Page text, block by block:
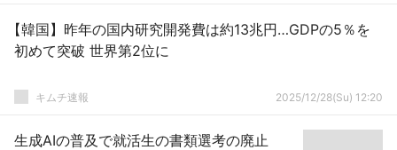
【韓国】昨年の国内研究開発費は約13兆円…GDPの5％を
初めて突破 世界第2位に
キムチ速報 2025/12/28(Su) 12:20
生成AIの普及で就活生の書類選考の廃止